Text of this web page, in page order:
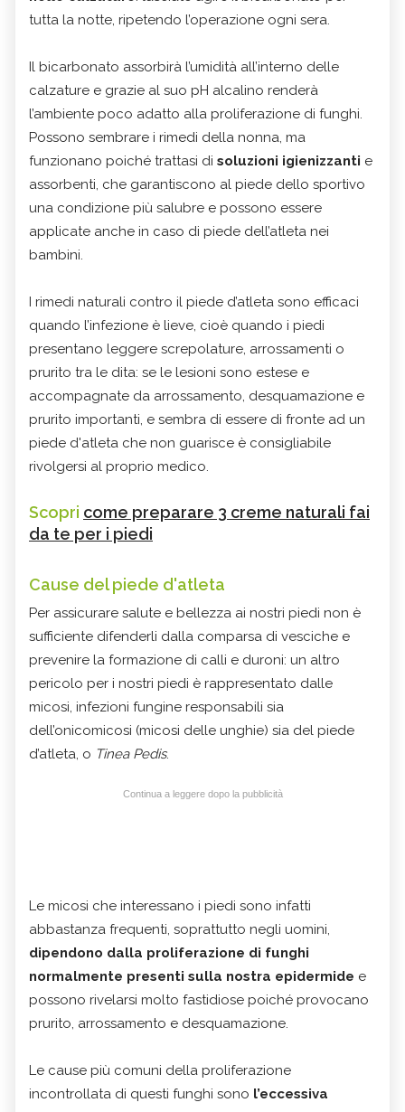
tutta la notte, ripetendo l’operazione ogni sera.
Il bicarbonato assorbirà l’umidità all’interno delle
calzature e grazie al suo pH alcalino renderà
l’ambiente poco adatto alla proliferazione di funghi.
Possono sembrare i rimedi della nonna, ma
funzionano poiché trattasi di soluzioni igienizzanti e
assorbenti, che garantiscono al piede dello sportivo
una condizione più salubre e possono essere
applicate anche in caso di piede dell’atleta nei
bambini.
I rimedi naturali contro il piede d’atleta sono efficaci
quando l’infezione è lieve, cioè quando i piedi
presentano leggere screpolature, arrossamenti o
prurito tra le dita: se le lesioni sono estese e
accompagnate da arrossamento, desquamazione e
prurito importanti, e sembra di essere di fronte ad un
piede d'atleta che non guarisce è consigliabile
rivolgersi al proprio medico.
Scopri come preparare 3 creme naturali fai
da te per i piedi
Cause del piede d'atleta
Per assicurare salute e bellezza ai nostri piedi non è
sufficiente difenderli dalla comparsa di vesciche e
prevenire la formazione di calli e duroni: un altro
pericolo per i nostri piedi è rappresentato dalle
micosi, infezioni fungine responsabili sia
dell’onicomicosi (micosi delle unghie) sia del piede
d’atleta, o Tinea Pedis.
Continua a leggere dopo la pubblicità
Le micosi che interessano i piedi sono infatti
abbastanza frequenti, soprattutto negli uomini,
dipendono dalla proliferazione di funghi
normalmente presenti sulla nostra epidermide e
possono rivelarsi molto fastidiose poiché provocano
prurito, arrossamento e desquamazione.
Le cause più comuni della proliferazione
incontrollata di questi funghi sono l’eccessiva